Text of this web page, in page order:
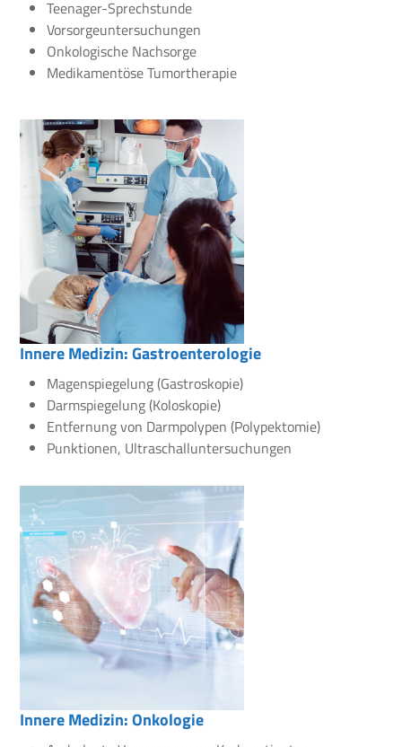
Teenager-Sprechstunde
Vorsorgeuntersuchungen
Onkologische Nachsorge
Medikamentöse Tumortherapie
Innere Medizin: Gastroenterologie
Magenspiegelung (Gastroskopie)
Darmspiegelung (Koloskopie)
Entfernung von Darmpolypen (Polypektomie)
Punktionen, Ultraschalluntersuchungen
Innere Medizin: Onkologie